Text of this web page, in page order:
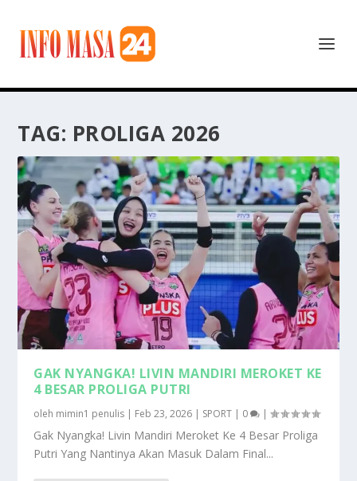
TAG: PROLIGA 2026
GAK NYANGKA! LIVIN MANDIRI MEROKET KE
4 BESAR PROLIGA PUTRI
oleh mimin1 penulis | Feb 23, 2026 | SPORT | 0 |
Gak Nyangka! Livin Mandiri Meroket Ke 4 Besar Proliga
Putri Yang Nantinya Akan Masuk Dalam Final...